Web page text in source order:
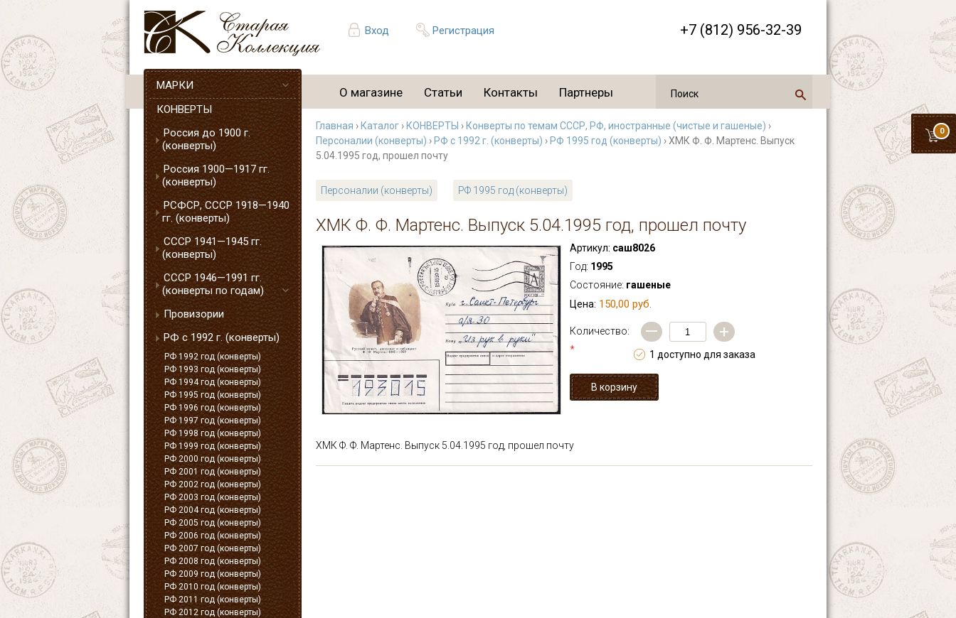
Вход Регистрация +7 (812) 956-32-39
0
О магазине Статьи Контакты Партнеры
МАРКИ
КОНВЕРТЫ
Россия до 1900 г.
(конверты)
Россия 1900—1917 гг.
(конверты)
РСФСР, СССР 1918—1940
гг. (конверты)
СССР 1941—1945 гг.
(конверты)
СССР 1946—1991 гг.
(конверты по годам)
Провизории
РФ с 1992 г. (конверты)
РФ 1992 год (конверты)
РФ 1993 год (конверты)
РФ 1994 год (конверты)
РФ 1995 год (конверты)
РФ 1996 год (конверты)
РФ 1997 год (конверты)
РФ 1998 год (конверты)
РФ 1999 год (конверты)
РФ 2000 год (конверты)
РФ 2001 год (конверты)
РФ 2002 год (конверты)
РФ 2003 год (конверты)
РФ 2004 год (конверты)
РФ 2005 год (конверты)
РФ 2006 год (конверты)
РФ 2007 год (конверты)
РФ 2008 год (конверты)
РФ 2009 год (конверты)
РФ 2010 год (конверты)
РФ 2011 год (конверты)
РФ 2012 год (конверты)
Главная › Каталог › КОНВЕРТЫ › Конверты по темам СССР, РФ, иностранные (чистые и гашеные) ›
Персоналии (конверты) › РФ с 1992 г. (конверты) › РФ 1995 год (конверты) › ХМК Ф. Ф. Мартенс. Выпуск
5.04.1995 год, прошел почту
Персоналии (конверты) РФ 1995 год (конверты)
ХМК Ф. Ф. Мартенс. Выпуск 5.04.1995 год, прошел почту
Артикул: саш8026
Год: 1995
Состояние: гашеные
Цена: 150,00 руб.
Количество:
*
— +
1 доступно для заказа
ХМК Ф. Ф. Мартенс. Выпуск 5.04.1995 год, прошел почту